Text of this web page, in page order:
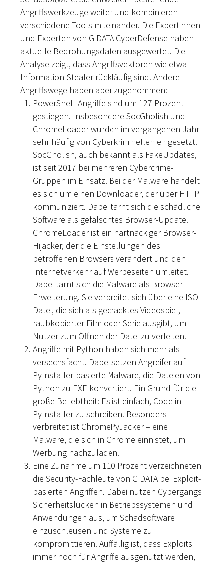
Angriffswerkzeuge weiter und kombinieren
verschiedene Tools miteinander. Die Expertinnen
und Experten von G DATA CyberDefense haben
aktuelle Bedrohungsdaten ausgewertet. Die
Analyse zeigt, dass Angriffsvektoren wie etwa
Information-Stealer rückläufig sind. Andere
Angriffswege haben aber zugenommen:
PowerShell-Angriffe sind um 127 Prozent
gestiegen. Insbesondere SocGholish und
ChromeLoader wurden im vergangenen Jahr
sehr häufig von Cyberkriminellen eingesetzt.
SocGholish, auch bekannt als FakeUpdates,
ist seit 2017 bei mehreren Cybercrime-
Gruppen im Einsatz. Bei der Malware handelt
es sich um einen Downloader, der über HTTP
kommuniziert. Dabei tarnt sich die schädliche
Software als gefälschtes Browser-Update.
ChromeLoader ist ein hartnäckiger Browser-
Hijacker, der die Einstellungen des
betroffenen Browsers verändert und den
Internetverkehr auf Werbeseiten umleitet.
Dabei tarnt sich die Malware als Browser-
Erweiterung. Sie verbreitet sich über eine ISO-
Datei, die sich als gecracktes Videospiel,
raubkopierter Film oder Serie ausgibt, um
Nutzer zum Öffnen der Datei zu verleiten.
Angriffe mit Python haben sich mehr als
versechsfacht. Dabei setzen Angreifer auf
PyInstaller-basierte Malware, die Dateien von
Python zu EXE konvertiert. Ein Grund für die
große Beliebtheit: Es ist einfach, Code in
PyInstaller zu schreiben. Besonders
verbreitet ist ChromePyJacker – eine
Malware, die sich in Chrome einnistet, um
Werbung nachzuladen.
Eine Zunahme um 110 Prozent verzeichneten
die Security-Fachleute von G DATA bei Exploit-
basierten Angriffen. Dabei nutzen Cybergangs
Sicherheitslücken in Betriebssystemen und
Anwendungen aus, um Schadsoftware
einzuschleusen und Systeme zu
kompromittieren. Auffällig ist, dass Exploits
immer noch für Angriffe ausgenutzt werden,